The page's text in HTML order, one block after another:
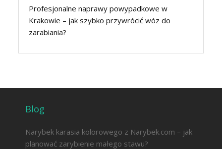
Profesjonalne naprawy powypadkowe w
Krakowie – jak szybko przywrócić wóz do
zarabiania?
Blog
Narybek karasia kolorowego z Narybek.com – jak
planować zarybienie małego stawu?